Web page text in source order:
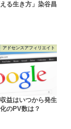
る生き方」染谷昌
アドセンスアフィリエイト
益はいつから発生
のPV数は？